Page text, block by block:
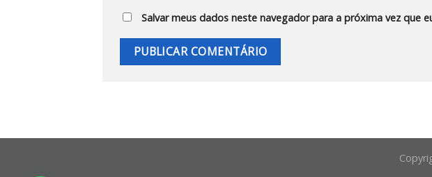
Salvar meus dados neste navegador para a próxima vez que